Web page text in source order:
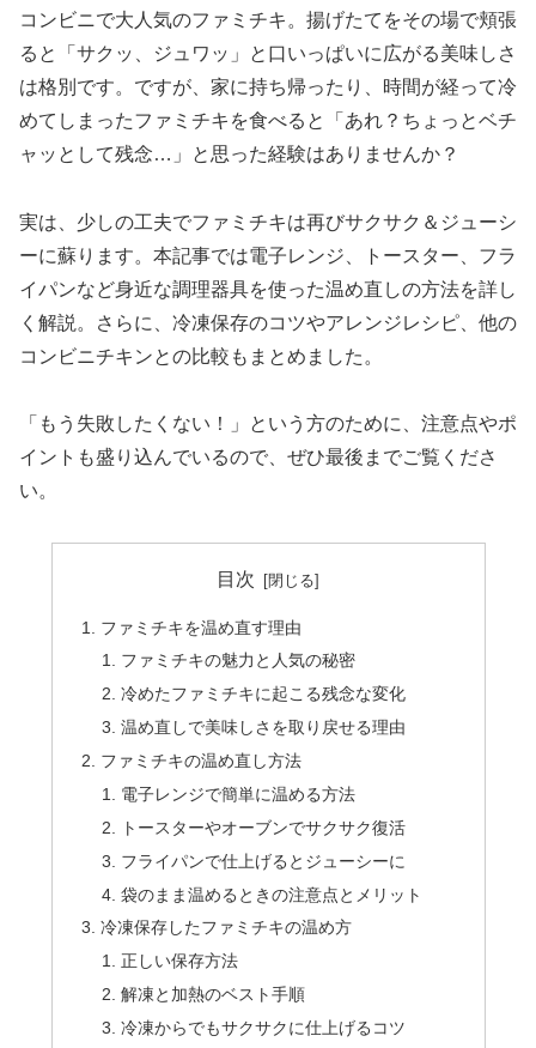
コンビニで大人気のファミチキ。揚げたてをその場で頬張
ると「サクッ、ジュワッ」と口いっぱいに広がる美味しさ
は格別です。ですが、家に持ち帰ったり、時間が経って冷
めてしまったファミチキを食べると「あれ？ちょっとベチ
ャッとして残念…」と思った経験はありませんか？
実は、少しの工夫でファミチキは再びサクサク＆ジューシ
ーに蘇ります。本記事では電子レンジ、トースター、フラ
イパンなど身近な調理器具を使った温め直しの方法を詳し
く解説。さらに、冷凍保存のコツやアレンジレシピ、他の
コンビニチキンとの比較もまとめました。
「もう失敗したくない！」という方のために、注意点やポ
イントも盛り込んでいるので、ぜひ最後までご覧くださ
い。
目次
ファミチキを温め直す理由
ファミチキの魅力と人気の秘密
冷めたファミチキに起こる残念な変化
温め直しで美味しさを取り戻せる理由
ファミチキの温め直し方法
電子レンジで簡単に温める方法
トースターやオーブンでサクサク復活
フライパンで仕上げるとジューシーに
袋のまま温めるときの注意点とメリット
冷凍保存したファミチキの温め方
正しい保存方法
解凍と加熱のベスト手順
冷凍からでもサクサクに仕上げるコツ